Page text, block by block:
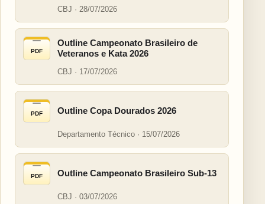
CBJ · 28/07/2026
PDF
Outline Campeonato Brasileiro de
Veteranos e Kata 2026
CBJ · 17/07/2026
PDF Outline Copa Dourados 2026
Departamento Técnico · 15/07/2026
PDF Outline Campeonato Brasileiro Sub-13
CBJ · 03/07/2026